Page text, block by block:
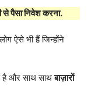
से पैसा निवेश करना.
ऐसे भी हैं जिन्होंने
और साथ साथबाज़ारों